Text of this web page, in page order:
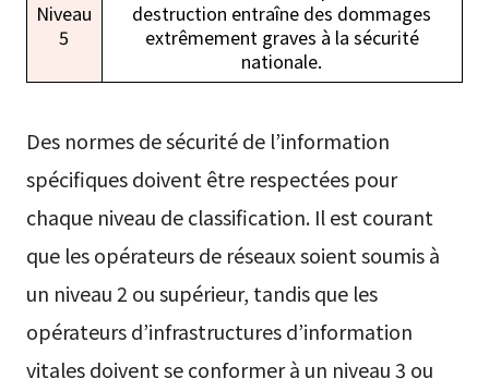
Niveau
5
destruction entraîne des dommages
extrêmement graves à la sécurité
nationale.
Des normes de sécurité de l’information
spécifiques doivent être respectées pour
chaque niveau de classification. Il est courant
que les opérateurs de réseaux soient soumis à
un niveau 2 ou supérieur, tandis que les
opérateurs d’infrastructures d’information
vitales doivent se conformer à un niveau 3 ou